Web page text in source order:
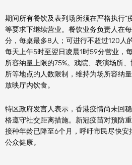
期间所有餐饮及表列场所须在严格执行“
等要求下继续营业。餐饮业务负责人在
分，每桌最多8人；可进行不超过120人
每天上午5时至翌日凌晨1时59分营业，
所容纳量上限的75%。戏院、表演场所
所等地点的人数限制，维持为场所容纳
放映厅内饮食。
特区政府发言人表示，香港疫情尚未回
格遵守社交距离措施。新冠疫苗对预防
接种年龄已降至6个月，呼吁市民尽快
公众健康。